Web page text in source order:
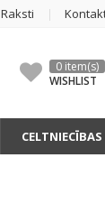
Raksti
0 item(s)
WISHLIST
CELTNIECĪBAS